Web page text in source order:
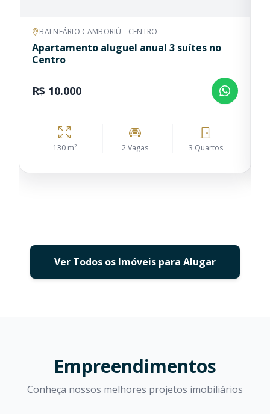
BALNEÁRIO CAMBORIÚ - CENTRO
Apartamento aluguel anual 3 suítes no
Centro
R$ 10.000
130 m² 2 Vagas 3 Quartos
Ver Todos os Imóveis para Alugar
Empreendimentos
Conheça nossos melhores projetos imobiliários